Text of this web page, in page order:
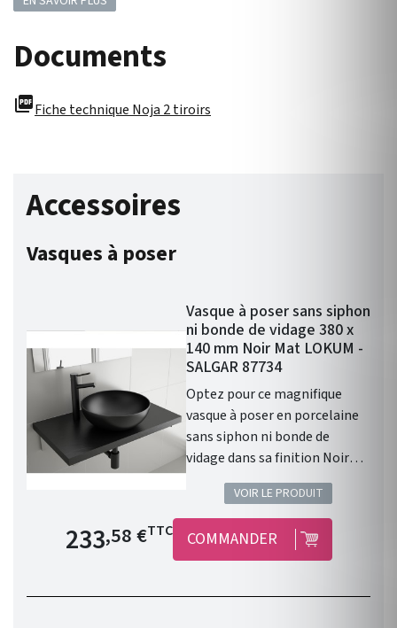
Documents
picture_as_pdfFiche technique Noja 2 tiroirs
Accessoires
Vasques à poser
Vasque à poser sans siphon
ni bonde de vidage 380 x
140 mm Noir Mat LOKUM -
SALGAR 87734
Optez pour ce magnifique
vasque à poser en porcelaine
sans siphon ni bonde de
vidage dans sa finition Noir
Vasque à poser. Matière :
porcelaine. Sans siphon ni
bonde de vidage. Résistante
aux produits chimiques et aux
VOIR LE PRODUIT
Prix de base
233,58 €TTC COMMANDER